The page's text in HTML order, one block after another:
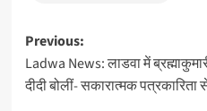
Post
navigation
Previous:
Ladwa News: लाडवा में
दीदी बोलीं- सकारात्मक पत्रकारिता